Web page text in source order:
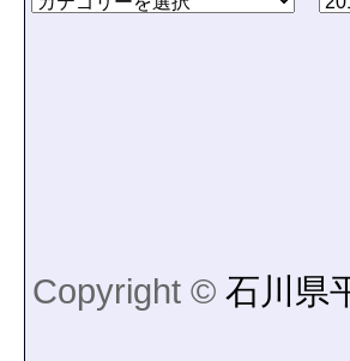
Copyright © 石川県